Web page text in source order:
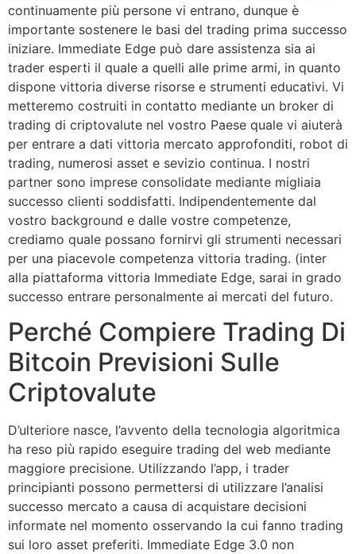
continuamente più persone vi entrano, dunque è
importante sostenere le basi del trading prima successo
iniziare. Immediate Edge può dare assistenza sia ai
trader esperti il quale a quelli alle prime armi, in quanto
dispone vittoria diverse risorse e strumenti educativi. Vi
metteremo costruiti in contatto mediante un broker di
trading di criptovalute nel vostro Paese quale vi aiuterà
per entrare a dati vittoria mercato approfonditi, robot di
trading, numerosi asset e sevizio continua. I nostri
partner sono imprese consolidate mediante migliaia
successo clienti soddisfatti. Indipendentemente dal
vostro background e dalle vostre competenze,
crediamo quale possano fornirvi gli strumenti necessari
per una piacevole competenza vittoria trading. (inter
alla piattaforma vittoria Immediate Edge, sarai in grado
successo entrare personalmente ai mercati del futuro.
Perché Compiere Trading Di
Bitcoin Previsioni Sulle
Criptovalute
D’ulteriore nasce, l’avvento della tecnologia algoritmica
ha reso più rapido eseguire trading del web mediante
maggiore precisione. Utilizzando l’app, i trader
principianti possono permettersi di utilizzare l’analisi
successo mercato a causa di acquistare decisioni
informate nel momento osservando la cui fanno trading
sui loro asset preferiti. Immediate Edge 3.0 non